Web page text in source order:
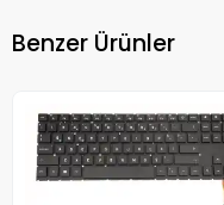
Benzer Ürünler